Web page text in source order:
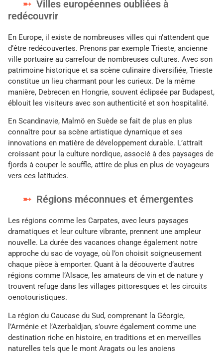
Villes européennes oubliées à
redécouvrir
En Europe, il existe de nombreuses villes qui n’attendent que
d’être redécouvertes. Prenons par exemple Trieste, ancienne
ville portuaire au carrefour de nombreuses cultures. Avec son
patrimoine historique et sa scène culinaire diversifiée, Trieste
constitue un lieu charmant pour les curieux. De la même
manière, Debrecen en Hongrie, souvent éclipsée par Budapest,
éblouit les visiteurs avec son authenticité et son hospitalité.
En Scandinavie, Malmö en Suède se fait de plus en plus
connaître pour sa scène artistique dynamique et ses
innovations en matière de développement durable. L’attrait
croissant pour la culture nordique, associé à des paysages de
fjords à couper le souffle, attire de plus en plus de voyageurs
vers ces latitudes.
Régions méconnues et émergentes
Les régions comme les Carpates, avec leurs paysages
dramatiques et leur culture vibrante, prennent une ampleur
nouvelle. La durée des vacances change également notre
approche du sac de voyage, où l’on choisit soigneusement
chaque pièce à emporter. Quant à la découverte d’autres
régions comme l’Alsace, les amateurs de vin et de nature y
trouvent refuge dans les villages pittoresques et les circuits
oenotouristiques.
La région du Caucase du Sud, comprenant la Géorgie,
l’Arménie et l’Azerbaïdjan, s’ouvre également comme une
destination riche en histoire, en traditions et en merveilles
naturelles tels que le mont Aragats ou les anciens